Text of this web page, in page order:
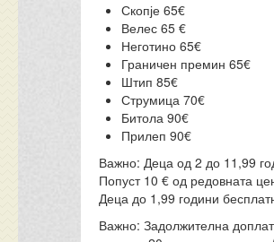
Скопје 65€
Велес 65 €
Неготино 65€
Граничен премин 65€
Штип 85€
Струмица 70€
Битола 90€
Прилеп 90€
Важно: Деца од 2 до 11,99
Попуст 10 € од редовната
Деца до 1,99 години
Важно: Задолжителна